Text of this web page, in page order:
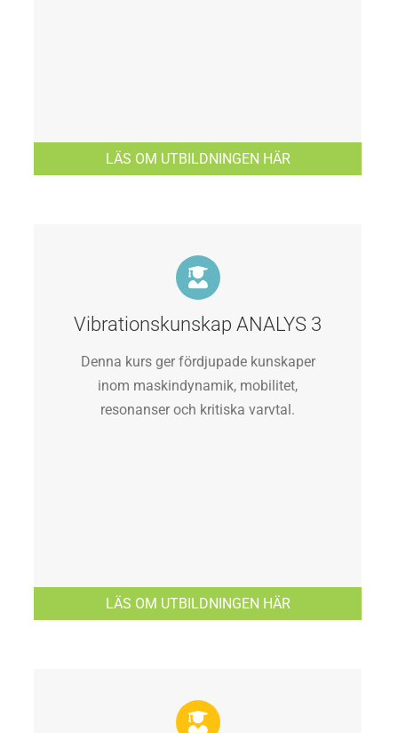
LÄS OM UTBILDNINGEN HÄR
Vibrationskunskap ANALYS 3
Denna kurs ger fördjupade kunskaper
inom maskindynamik, mobilitet,
resonanser och kritiska varvtal.
LÄS OM UTBILDNINGEN HÄR